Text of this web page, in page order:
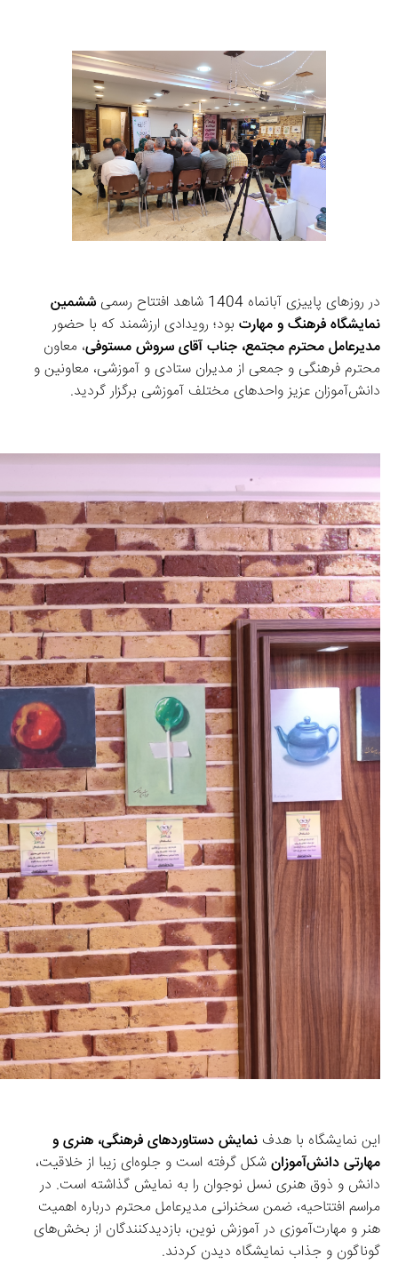
در روزهای پاییزی آبانماه 1404 شاهد افتتاح رسمی
ششمین
نمایشگاه فرهنگ و مهارت بود؛ رویدادی ارزشمند که با حضور
مدیرعامل محترم مجتمع، جناب آقای سروش مستوفی، معاون
محترم فرهنگی و جمعی از مدیران ستادی و آموزشی، معاونین و
دانش‌آموزان عزیز واحدهای مختلف آموزشی برگزار گردید.
این نمایشگاه با هدف نمایش دستاوردهای فرهنگی، هنری و
مهارتی دانش‌آموزان
شکل گرفته است و جلوه‌ای زیبا از خلاقیت،
دانش و ذوق هنری نسل نوجوان را به نمایش گذاشته است. در
مراسم افتتاحیه، ضمن سخنرانی مدیرعامل محترم درباره اهمیت
هنر و مهارت‌آموزی در آموزش نوین، بازدیدکنندگان از بخش‌های
گوناگون و جذاب نمایشگاه دیدن کردند.